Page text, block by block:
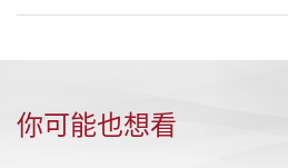
你可能也想看